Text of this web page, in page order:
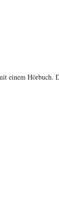
einem Hörbuch.